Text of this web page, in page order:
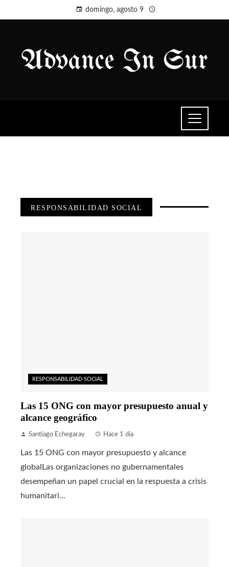
domingo, agosto 9
RESPONSABILIDAD SOCIAL
RESPONSABILIDAD SOCIAL
Las 15 ONG con mayor presupuesto anual y
alcance geográfico
Santiago Echegaray Hace 1 día
Las 15 ONG con mayor presupuesto y alcance
globalLas organizaciones no gubernamentales
desempeñan un papel crucial en la respuesta a crisis
humanitari...